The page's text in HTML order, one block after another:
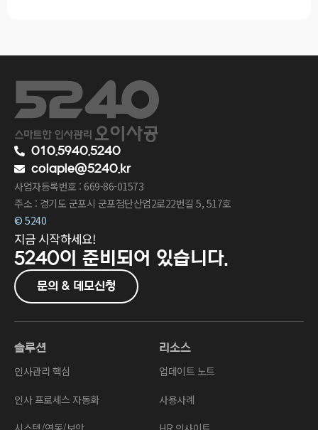
010.5940.5240
colaple@5240.kr
사업자등록번호 : 669-86-01573
주소 : 경기도 군포시 군포첨단산업2로22번길 5, 517호
© 5240
지금 시작하세요!
5240이 준비되어 있습니다.
문의 & 데모신청
솔루션
인사관리 핵심
인사 프로세스 자동화
리소스
업데이트 노트
사용사례